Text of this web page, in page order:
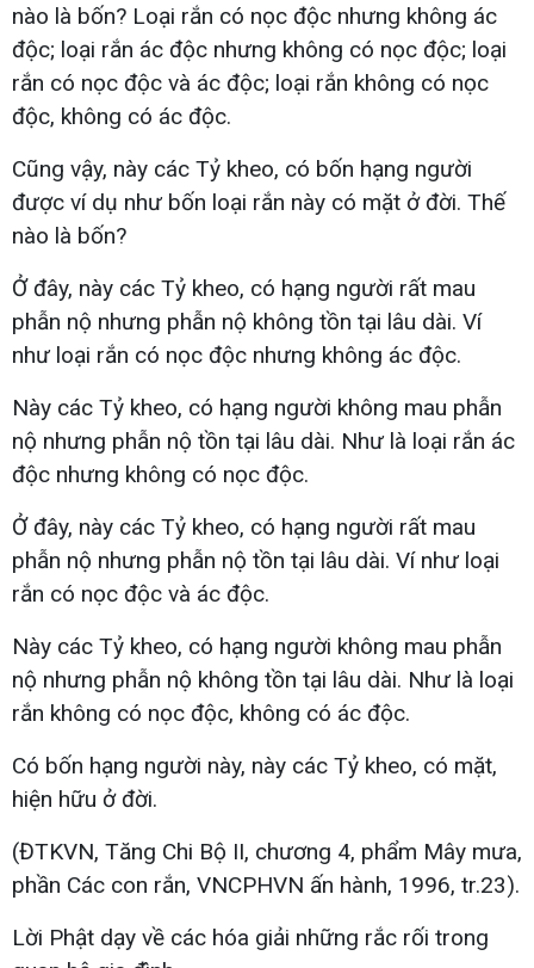
nào là bốn? Loại rắn có nọc độc nhưng không ác
độc; loại rắn ác độc nhưng không có nọc độc; loại
rắn có nọc độc và ác độc; loại rắn không có nọc
độc, không có ác độc.
Cũng vậy, này các Tỷ kheo, có bốn hạng người
được ví dụ như bốn loại rắn này có mặt ở đời. Thế
nào là bốn?
Ở đây, này các Tỷ kheo, có hạng người rất mau
phẫn nộ nhưng phẫn nộ không tồn tại lâu dài. Ví
như loại rắn có nọc độc nhưng không ác độc.
Này các Tỷ kheo, có hạng người không mau phẫn
nộ nhưng phẫn nộ tồn tại lâu dài. Như là loại rắn ác
độc nhưng không có nọc độc.
Ở đây, này các Tỷ kheo, có hạng người rất mau
phẫn nộ nhưng phẫn nộ tồn tại lâu dài. Ví như loại
rắn có nọc độc và ác độc.
Này các Tỷ kheo, có hạng người không mau phẫn
nộ nhưng phẫn nộ không tồn tại lâu dài. Như là loại
rắn không có nọc độc, không có ác độc.
Có bốn hạng người này, này các Tỷ kheo, có mặt,
hiện hữu ở đời.
(ĐTKVN, Tăng Chi Bộ II, chương 4, phẩm Mây mưa,
phần Các con rắn, VNCPHVN ấn hành, 1996, tr.23).
Lời Phật dạy về các hóa giải những rắc rối trong